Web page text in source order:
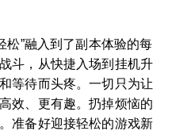
松”融入到了副本体验的每
斗，从快捷入场到挂机升
等待而头疼。一切只为让
效、更有趣。扔掉烦恼的
准备好迎接轻松的游戏新